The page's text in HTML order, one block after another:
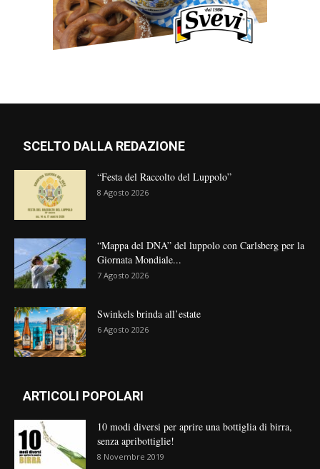
SCELTO DALLA REDAZIONE
“Festa del Raccolto del Luppolo”
8 Agosto 2026
“Mappa del DNA” del luppolo con Carlsberg per la
Giornata Mondiale...
7 Agosto 2026
Swinkels brinda all’estate
6 Agosto 2026
ARTICOLI POPOLARI
10 modi diversi per aprire una bottiglia di birra,
senza apribottiglie!
8 Novembre 2019